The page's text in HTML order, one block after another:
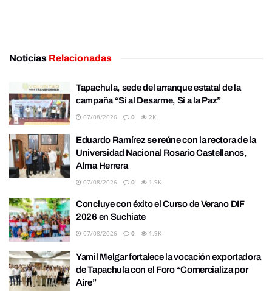
Noticias Relacionadas
Tapachula, sede del arranque estatal de la
campaña “Sí al Desarme, Sí a la Paz”
07/08/2026 0 2K
Eduardo Ramírez se reúne con la rectora de la
Universidad Nacional Rosario Castellanos,
Alma Herrera
07/08/2026 0 1.9K
Concluye con éxito el Curso de Verano DIF
2026 en Suchiate
07/08/2026 0 1.9K
Yamil Melgar fortalece la vocación exportadora
de Tapachula con el Foro “Comercializa por
Aire”